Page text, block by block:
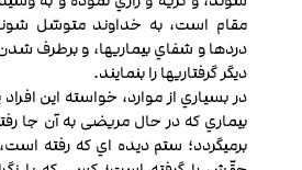
مقام است، به خداوند متوسّل
دردها و شفاي بیماري‏ها، و برطرف
دیگر گرفتاري‏ها را بنمایند.
در بسیاري از موارد، خواسته این
بیماري که در حال مریضی به آن جا
برمی‏گردد؛ ستم دیده اي که رفته